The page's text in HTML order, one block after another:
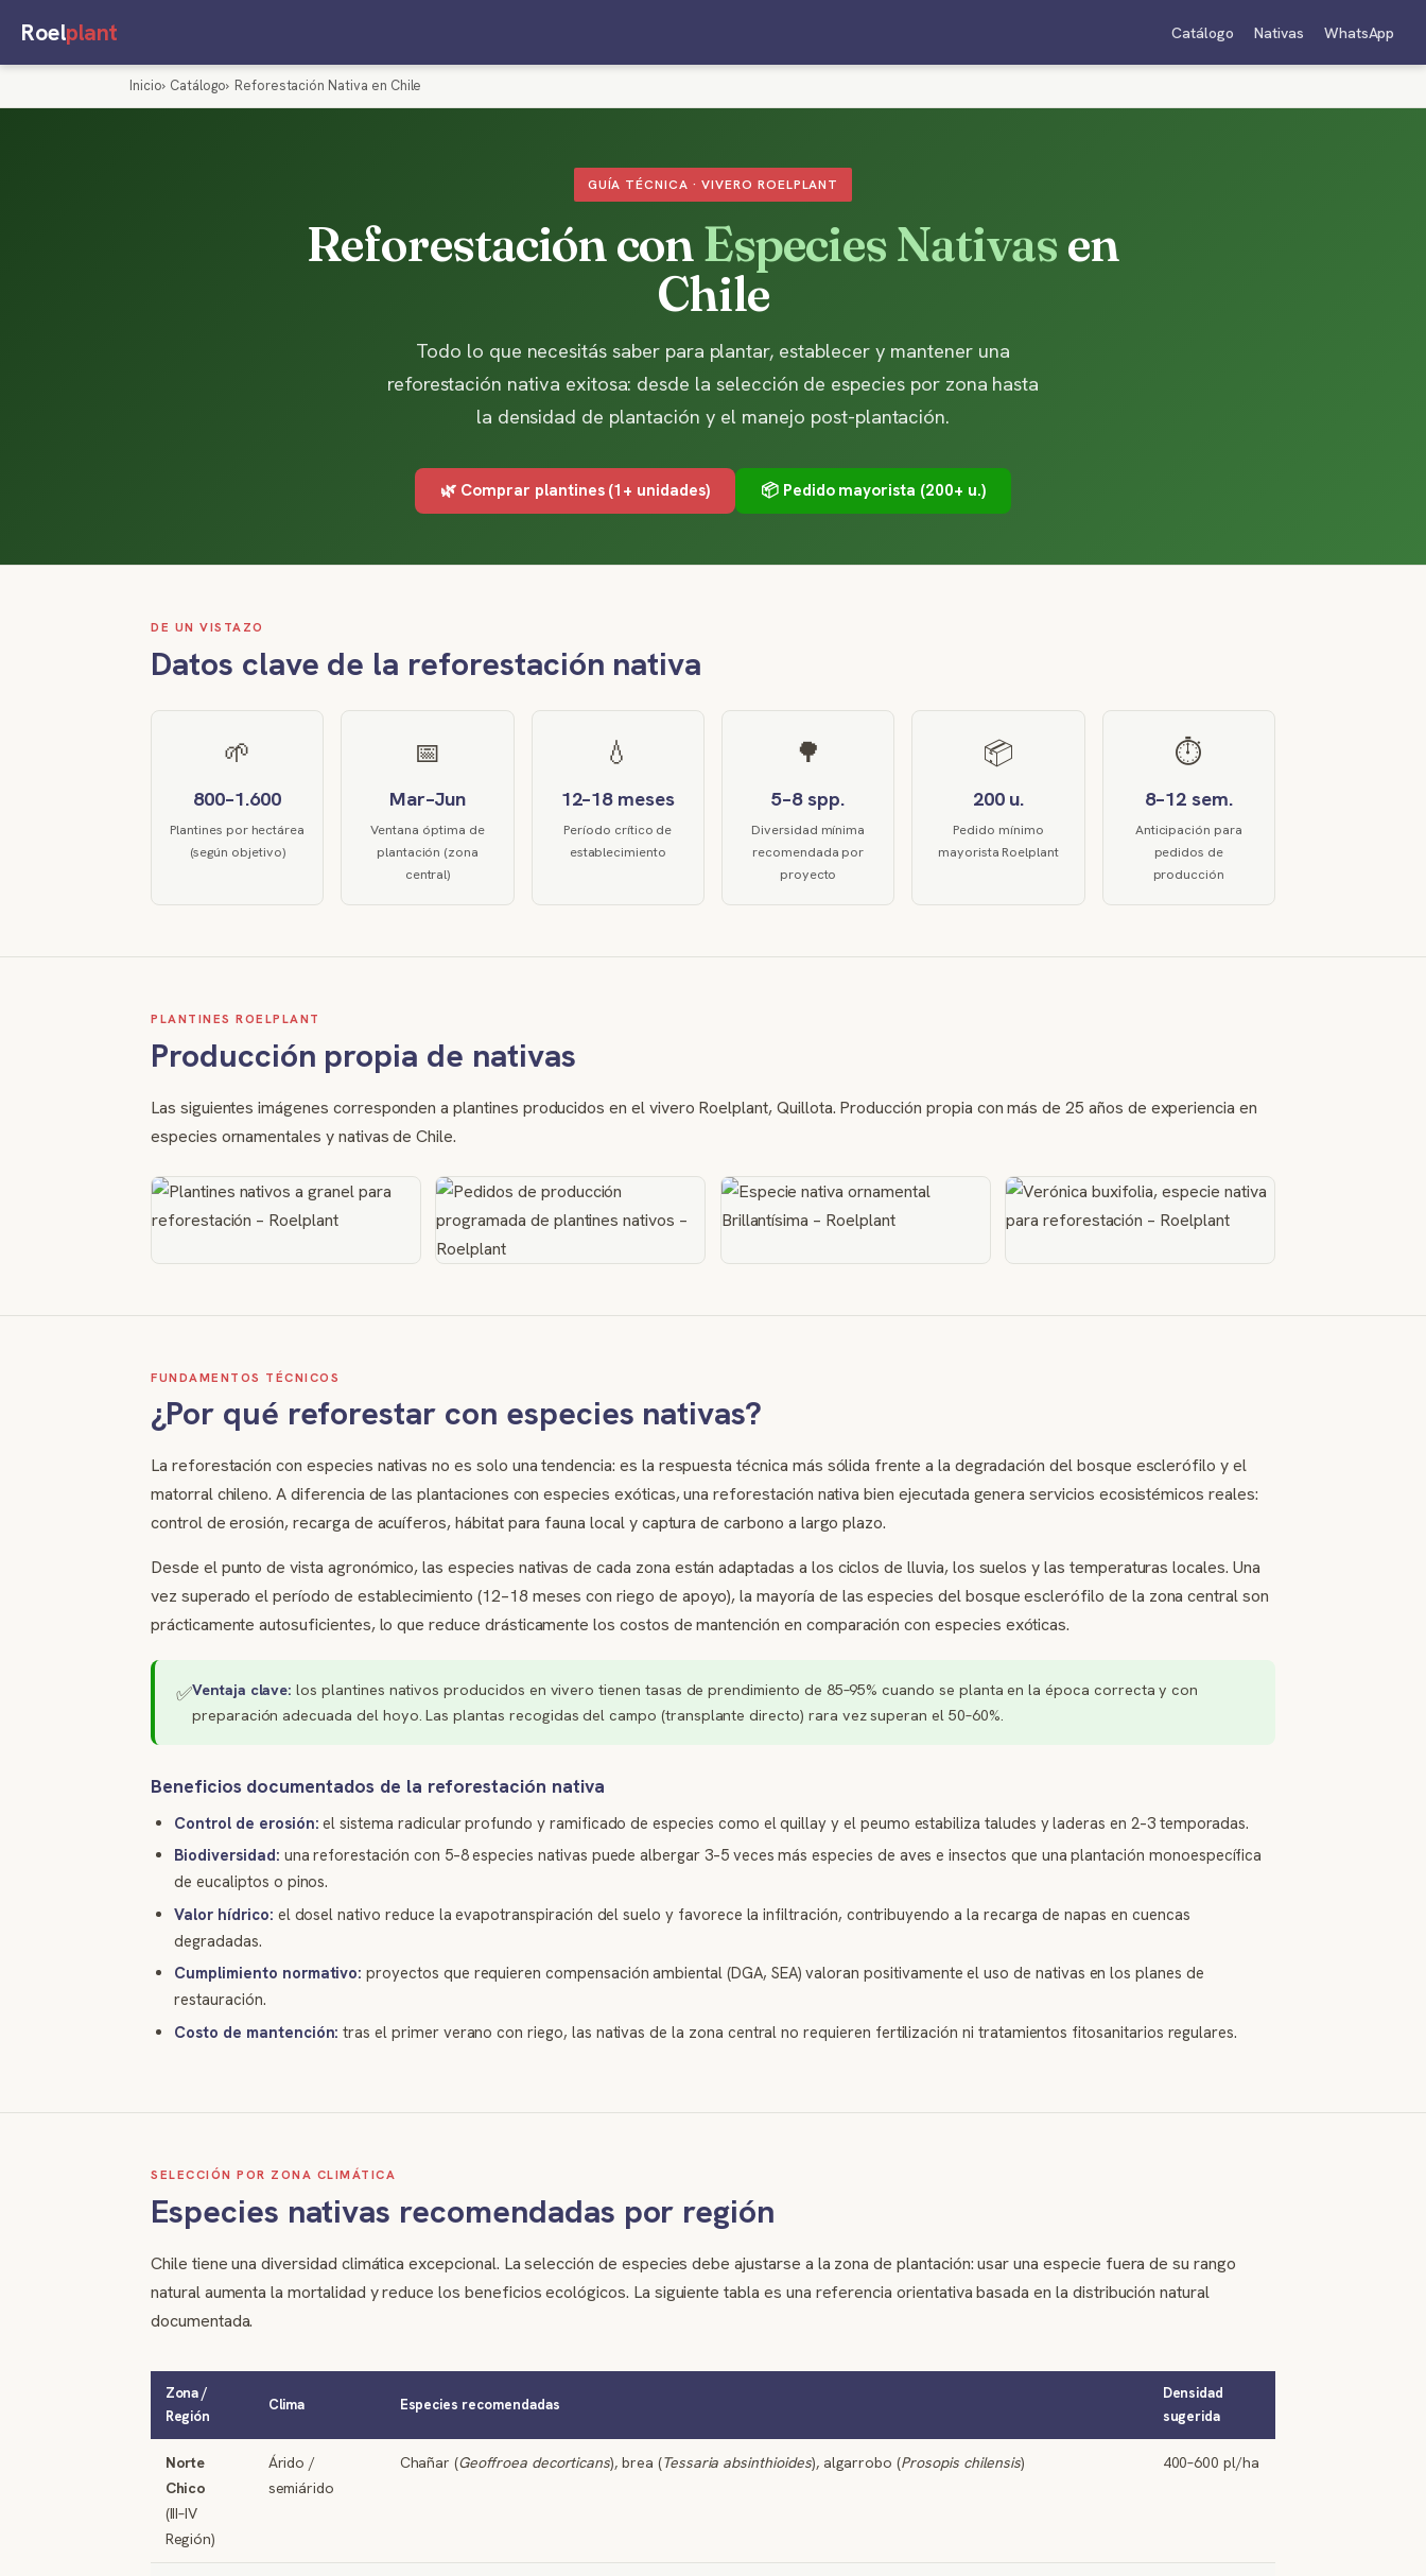
Roelplant Catálogo Nativas WhatsApp
Inicio Catálogo Reforestación Nativa en Chile
GUÍA TÉCNICA · VIVERO ROELPLANT
Reforestación conEspecies Nativas en
Chile
Todo lo que necesitás saber para plantar, establecer y mantener una
reforestación nativa exitosa: desde la selección de especies por zona hasta
la densidad de plantación y el manejo post-plantación.
🌿 Comprar plantines (1+ unidades) 📦 Pedido mayorista (200+ u.)
DE UN VISTAZO
Datos clave de la reforestación nativa
🌱
800–1.600
Plantines por hectárea
(según objetivo)
📅
Mar–Jun
Ventana óptima de
plantación (zona
central)
💧
12–18 meses
Período crítico de
establecimiento
🌳
5–8 spp.
Diversidad mínima
recomendada por
proyecto
📦
200 u.
Pedido mínimo
mayorista Roelplant
⏱️
8–12 sem.
Anticipación para
pedidos de
producción
PLANTINES ROELPLANT
Producción propia de nativas
Las siguientes imágenes corresponden a plantines producidos en el vivero Roelplant, Quillota. Producción propia con más de 25 años de experiencia en
especies ornamentales y nativas de Chile.
FUNDAMENTOS TÉCNICOS
¿Por qué reforestar con especies nativas?
La reforestación con especies nativas no es solo una tendencia: es la respuesta técnica más sólida frente a la degradación del bosque esclerófilo y el
matorral chileno. A diferencia de las plantaciones con especies exóticas, una reforestación nativa bien ejecutada genera servicios ecosistémicos reales:
control de erosión, recarga de acuíferos, hábitat para fauna local y captura de carbono a largo plazo.
Desde el punto de vista agronómico, las especies nativas de cada zona están adaptadas a los ciclos de lluvia, los suelos y las temperaturas locales. Una
vez superado el período de establecimiento (12–18 meses con riego de apoyo), la mayoría de las especies del bosque esclerófilo de la zona central son
prácticamente autosuficientes, lo que reduce drásticamente los costos de mantención en comparación con especies exóticas.
✅Ventaja clave: los plantines nativos producidos en vivero tienen tasas de prendimiento de 85–95% cuando se planta en la época correcta y con
preparación adecuada del hoyo. Las plantas recogidas del campo (transplante directo) rara vez superan el 50–60%.
Beneficios documentados de la reforestación nativa
Control de erosión: el sistema radicular profundo y ramificado de especies como el quillay y el peumo estabiliza taludes y laderas en 2–3 temporadas.
Biodiversidad: una reforestación con 5–8 especies nativas puede albergar 3–5 veces más especies de aves e insectos que una plantación monoespecífica
de eucaliptos o pinos.
Valor hídrico: el dosel nativo reduce la evapotranspiración del suelo y favorece la infiltración, contribuyendo a la recarga de napas en cuencas
degradadas.
Cumplimiento normativo: proyectos que requieren compensación ambiental (DGA, SEA) valoran positivamente el uso de nativas en los planes de
restauración.
Costo de mantención: tras el primer verano con riego, las nativas de la zona central no requieren fertilización ni tratamientos fitosanitarios regulares.
SELECCIÓN POR ZONA CLIMÁTICA
Especies nativas recomendadas por región
Chile tiene una diversidad climática excepcional. La selección de especies debe ajustarse a la zona de plantación: usar una especie fuera de su rango
natural aumenta la mortalidad y reduce los beneficios ecológicos. La siguiente tabla es una referencia orientativa basada en la distribución natural
documentada.
Zona /
Región
Clima Especies recomendadas
Densidad
sugerida
Norte
Chico
(III–IV
Región)
Árido /
semiárido
Chañar (Geoffroea decorticans), brea (Tessaria absinthioides), algarrobo (Prosopis chilensis) 400–600 pl/ha